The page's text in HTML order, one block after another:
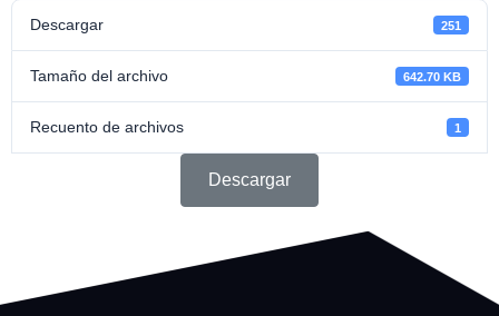
Descargar 251
Tamaño del archivo 642.70 KB
Recuento de archivos 1
Descargar